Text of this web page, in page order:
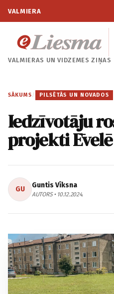
VALMIERA
VALMIERAS UNVIDZEMES ZIŅAS
SĀKUMS / PILSĒTĀS UN NOVADOS
Iedzīvotāju
projekti
GU Guntis Vīksna
AUTORS • 10.12.2024.